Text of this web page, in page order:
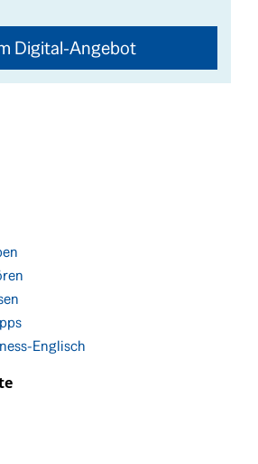
Digital-Angebot
Englisch